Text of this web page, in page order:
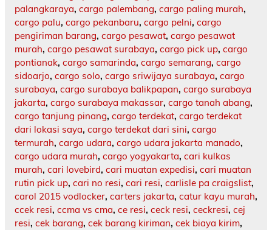
palangkaraya, cargo palembang, cargo paling murah,
cargo palu, cargo pekanbaru, cargo pelni, cargo
pengiriman barang, cargo pesawat, cargo pesawat
murah, cargo pesawat surabaya, cargo pick up, cargo
pontianak, cargo samarinda, cargo semarang, cargo
sidoarjo, cargo solo, cargo sriwijaya surabaya, cargo
surabaya, cargo surabaya balikpapan, cargo surabaya
jakarta, cargo surabaya makassar, cargo tanah abang,
cargo tanjung pinang, cargo terdekat, cargo terdekat
dari lokasi saya, cargo terdekat dari sini, cargo
termurah, cargo udara, cargo udara jakarta manado,
cargo udara murah, cargo yogyakarta, cari kulkas
murah, cari lovebird, cari muatan expedisi, cari muatan
rutin pick up, cari no resi, cari resi, carlisle pa craigslist,
carol 2015 vodlocker, carters jakarta, catur kayu murah,
ccek resi, ccma vs cma, ce resi, ceck resi, ceckresi, cej
resi, cek barang, cek barang kiriman, cek biaya kirim,